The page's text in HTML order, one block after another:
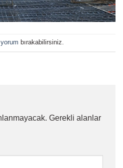
bırakabilirsiniz.
Gerekli alanlar